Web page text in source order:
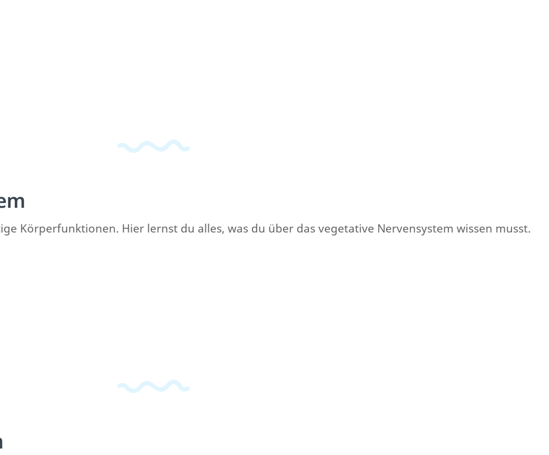
Körperfunktionen. Hier lernst du alles, was du über das vegetative Nervensystem wissen musst.